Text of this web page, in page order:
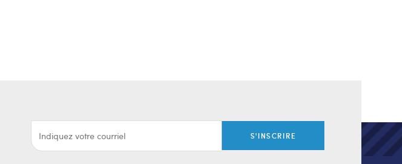
FS-G7735
Ruban adhésif toutes saisons Lamtec
FS-G7736
Ruban adhésif toutes saisons Lamtec